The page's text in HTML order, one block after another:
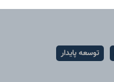
توسعه پایدار